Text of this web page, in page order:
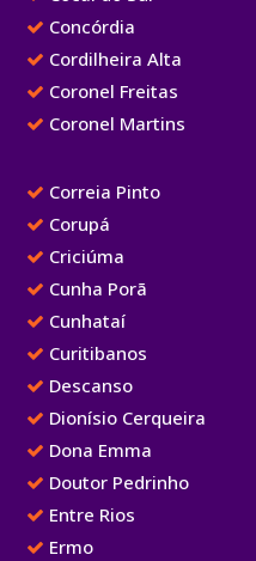
Concórdia
Cordilheira Alta
Coronel Freitas
Coronel Martins
Correia Pinto
Corupá
Criciúma
Cunha Porã
Cunhataí
Curitibanos
Descanso
Dionísio Cerqueira
Dona Emma
Doutor Pedrinho
Entre Rios
Ermo